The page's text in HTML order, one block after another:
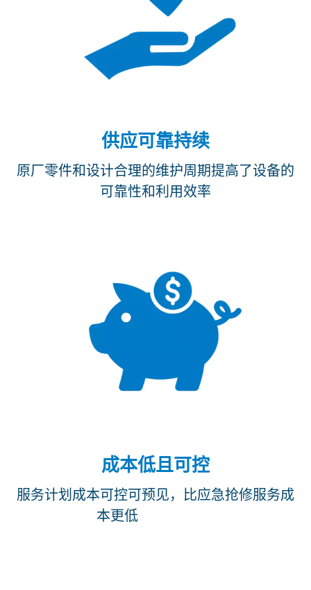
供应可靠持续
原厂零件和设计合理的维护周期提高了设备的
可靠性和利用效率
成本低且可控
服务计划成本可控可预见，比应急抢修服务成
本更低